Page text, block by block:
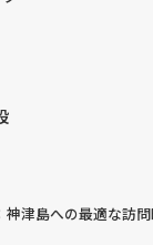
神津島への最適な訪